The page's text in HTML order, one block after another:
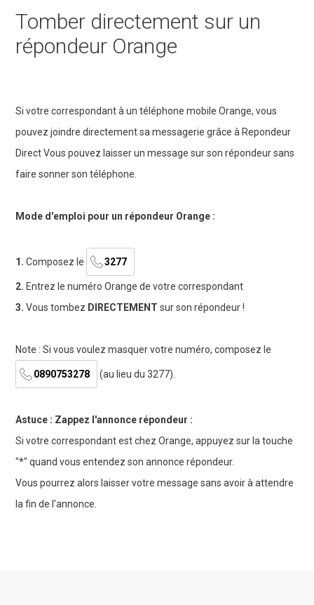
Tomber directement sur un
répondeur Orange
Si votre correspondant à un téléphone mobile Orange, vous
pouvez joindre directement sa messagerie grâce à Repondeur
Direct Vous pouvez laisser un message sur son répondeur sans
faire sonner son téléphone.
Mode d'emploi pour un répondeur Orange :
1. Composez le 3277
2. Entrez le numéro Orange de votre correspondant
3. Vous tombez DIRECTEMENT sur son répondeur !
Note : Si vous voulez masquer votre numéro, composez le
0890753278 (au lieu du 3277).
Astuce : Zappez l'annonce répondeur :
Si votre correspondant est chez Orange, appuyez sur la touche
"*" quand vous entendez son annonce répondeur.
Vous pourrez alors laisser votre message sans avoir à attendre
la fin de l'annonce.